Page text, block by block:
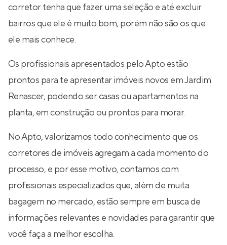
corretor tenha que fazer uma seleção e até excluir
bairros que ele é muito bom, porém não são os que
ele mais conhece.
Os profissionais apresentados pelo Apto estão
prontos para te apresentar imóveis novos em Jardim
Renascer, podendo ser casas ou apartamentos na
planta, em construção ou prontos para morar.
No Apto, valorizamos todo conhecimento que os
corretores de imóveis agregam a cada momento do
processo, e por esse motivo, contamos com
profissionais especializados que, além de muita
bagagem no mercado, estão sempre em busca de
informações relevantes e novidades para garantir que
você faça a melhor escolha.